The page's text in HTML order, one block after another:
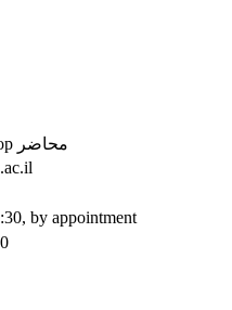
محاضر
by appointment